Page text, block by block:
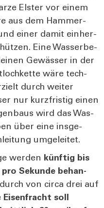
Els­ter vor einem
aus dem Ham­mer­
einer damit ein­her­
Eine Was­ser­be­
Gewäs­ser in der
wäre tech­
durch wei­ter
nur kurz­fris­tig einen
wird das Was­
über eine ins­ge­
umge­lei­tet.
wer­den künf­tig bis
pro Sekun­de behan­
von cir­ca drei auf
Eisen­fracht soll